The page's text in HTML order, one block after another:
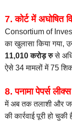
7. कोर्ट में अघोषित
Consortium of
का खुलासा किया गया,
11,010 करोड़ रुसे
ऐसे 34 मामलों में 75
8. पनामा पेपर्स
में अब तक तलाशी और
की कार्रवाई पूरी हो